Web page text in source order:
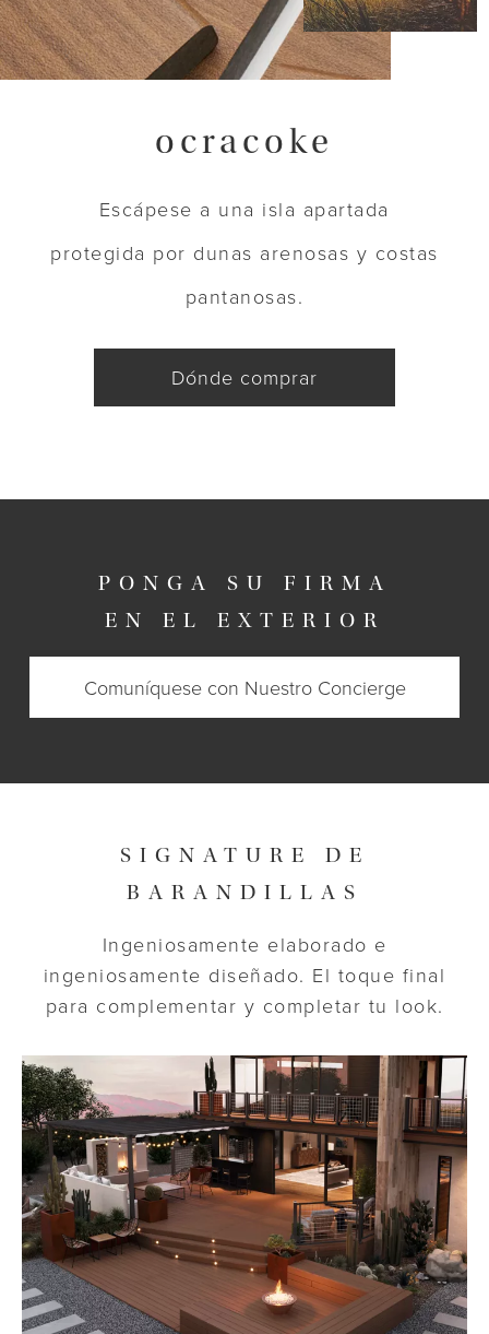
ocracoke
Escápese a una isla apartada
protegida por dunas arenosas y costas
pantanosas.
Dónde comprar
PONGA SU FIRMA
EN EL EXTERIOR
Comuníquese con Nuestro Concierge
SIGNATURE DE
BARANDILLAS
Ingeniosamente elaborado e
ingeniosamente diseñado. El toque final
para complementar y completar tu look.